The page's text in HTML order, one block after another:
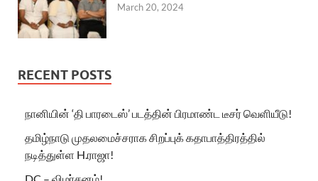
March 20, 2024
RECENT POSTS
நானியின் ‘தி பாரடைஸ்’ படத்தின் பிரமாண்ட டீசர் வெளியீடு!
தமிழ்நாடு முதலமைச்சராக சிறப்புக் கதாபாத்திரத்தில்
நடித்துள்ள H.ராஜா!